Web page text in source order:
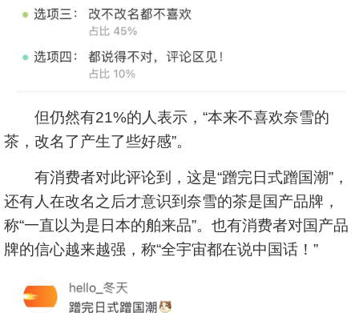
但仍然有21%的人表示，“本来不喜欢奈雪的
茶，改名了产生了些好感”。
有消费者对此评论到，这是“蹭完日式蹭国潮”，
还有人在改名之后才意识到奈雪的茶是国产品牌，
称“一直以为是日本的舶来品”。也有消费者对国产品
牌的信心越来越强，称“全宇宙都在说中国话！”